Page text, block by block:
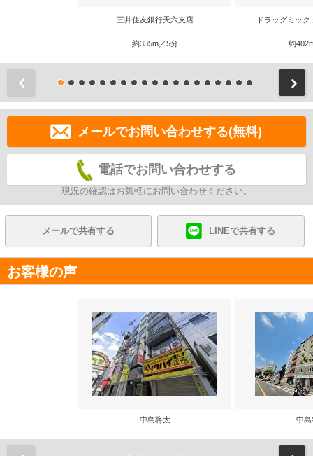
三井住友銀行天六支店
約335m／5分
ドラッグミッ
約
メールでお問い合わせする(無料)
電話でお問い合わせする
現況の確認はお気軽にお問い合わせください。
メールで共有する LINEで共有する
お客様の声
中島将太 中島